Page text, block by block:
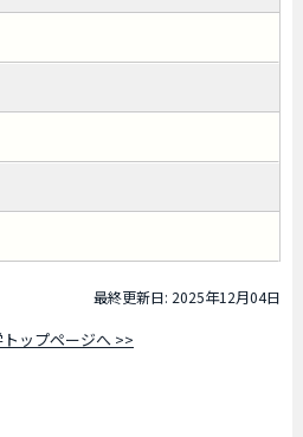
最終更新日: 2025年12月04日
ップページへ >>